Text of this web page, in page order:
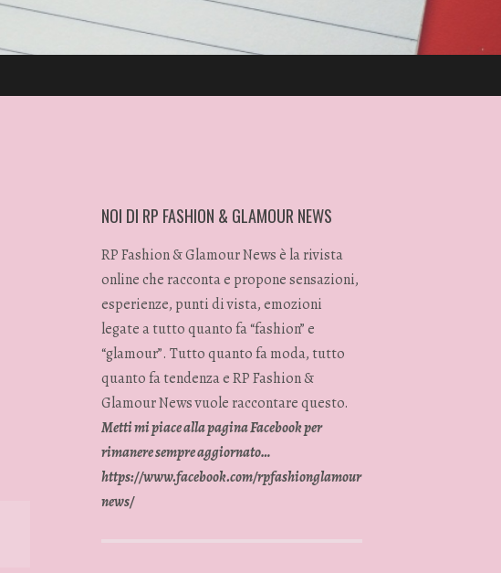
NOI DI RP FASHION & GLAMOUR NEWS
RP Fashion & Glamour News è la rivista
online che racconta e propone sensazioni,
esperienze, punti di vista, emozioni
legate a tutto quanto fa “fashion” e
“glamour”. Tutto quanto fa moda, tutto
quanto fa tendenza e RP Fashion &
Glamour News vuole raccontare questo.
Metti mi piace alla pagina Facebook per
rimanere sempre aggiornato…
https://www.facebook.com/rpfashionglamour
news/